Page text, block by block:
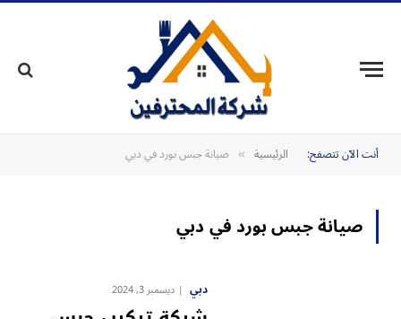
أنت الآن تتصفح: الرئيسية » صيانة جبس بورد في دبي
صيانة جبس بورد في دبي
دبي ديسمبر 3, 2024